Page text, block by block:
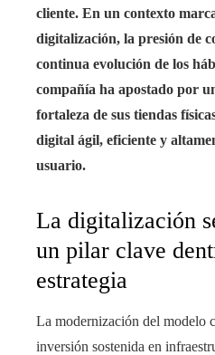
cliente. En un contexto
digitalización, la presión de
continua evolución de los
compañía ha apostado por
fortaleza de sus tiendas
digital ágil, eficiente y
usuario.
La digitalización
un pilar clave
estrategia
La modernización del modelo
inversión sostenida en